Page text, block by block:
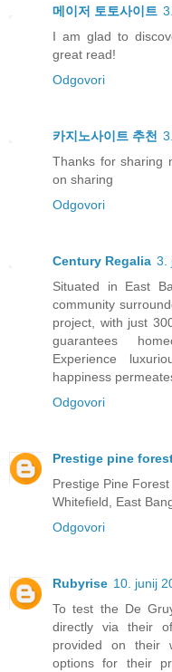
메이저 토토사이트
I am glad to
great read!
Odgovori
카지노사이트 추천
Thanks for sharing
on sharing
Odgovori
Century Regalia 3.
Situated in East
community
project, with just
guarantees
Experience
happiness
Odgovori
Prestige pine
Prestige Pine
Whitefield, East
Odgovori
Rubyrise 10. junij
To test the De
directly via their
provided on their
options for their